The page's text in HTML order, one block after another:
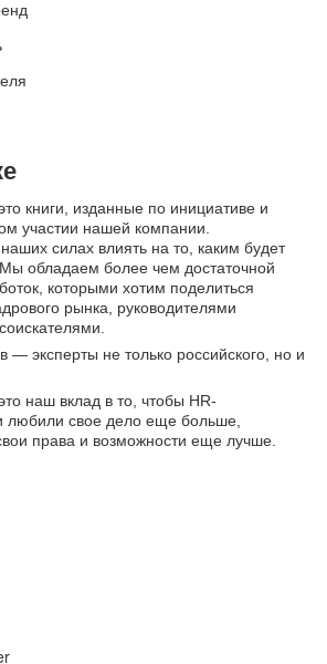
книги, изданные по инициативе и
участии нашей компании.
силах влиять на то, каким будет
обладаем более чем достаточной
которыми хотим поделиться
рынка, руководителями
— эксперты не только российского, но и
наш вклад в то, чтобы HR-
любили свое дело еще больше,
права и возможности еще лучше.